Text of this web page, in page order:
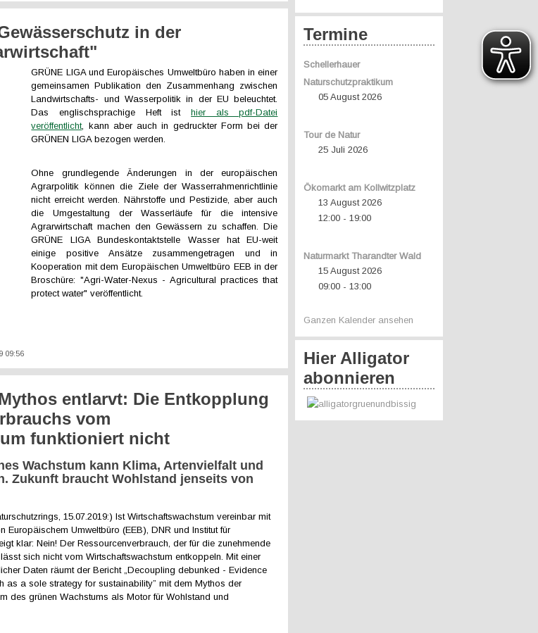
in der
GRÜNE LIGA und Europäisches Umweltbüro haben in einer
gemeinsamen Publikation den Zusammenhang zwischen
Landwirtschafts- und Wasserpolitik in der EU beleuchtet.
Das englischsprachige Heft isthier als pdf-Datei
veröffentlicht, kann aber auch in gedruckter Form bei der
GRÜNEN LIGA bezogen werden.
Ohne grundlegende Änderungen in der europäischen
Agrarpolitik können die Ziele der Wasserrahmenrichtlinie
nicht erreicht werden. Nährstoffe und Pestizide, aber auch
die Umgestaltung der Wasserläufe für die intensive
Agrarwirtschaft machen den Gewässern zu schaffen. Die
GRÜNE LIGA Bundeskontaktstelle Wasser hat EU-weit
einige positive Ansätze zusammengetragen und in
Kooperation mit dem Europäischen Umweltbüro EEB in der
Broschüre: "Agri-Water-Nexus - Agricultural practices that
protect water" veröffentlicht.
09:56
entlarvt: Die Entkopplung
vom
funktioniert nicht
Wachstum kann Klima, Artenvielfalt und
Zukunft braucht Wohlstand jenseits von
15.07.2019:) Ist Wirtschaftswachstum vereinbar mit
Europäischem Umweltbüro (EEB), DNR und Institut für
klar: Nein! Der Ressourcenverbrauch, der für die zunehmende
sich nicht vom Wirtschaftswachstum entkoppeln. Mit einer
Daten räumt der Bericht „Decoupling debunked - Evidence
as a sole strategy for sustainability” mit dem Mythos der
des grünen Wachstums als Motor für Wohlstand und
Termine
Schellerhauer
Naturschutzpraktikum
05 August 2026
Tour de Natur
25 Juli 2026
Ökomarkt am Kollwitzplatz
13 August 2026
12:00 -19:00
Naturmarkt Tharandter Wald
15 August 2026
09:00 -13:00
Ganzen Kalender ansehen
Hier Alligator
abonnieren